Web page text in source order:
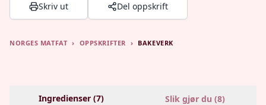
Skriv ut Del oppskrift
NORGES MATFAT › OPPSKRIFTER › BAKEVERK
Ingredienser (7) Slik gjør du (8)